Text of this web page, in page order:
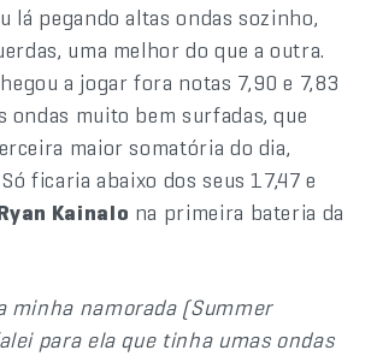
lá pegando altas ondas sozinho,
uma melhor do que a outra.
a jogar fora notas 7,90 e 7,83
ondas muito bem surfadas, que
maior somatória do dia,
ficaria abaixo dos seus 17,47 e
Kainalo na primeira bateria da
minha namorada (Summer
para ela que tinha umas ondas